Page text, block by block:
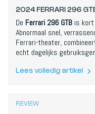
2024 FERRARI 296
De Ferrari 296 GTB is kort
Abnormaal snel,
Ferrari-theater,
echt dagelijks
de verbrandingsmotor en
Lees volledig artikel
8,4
REVIEW